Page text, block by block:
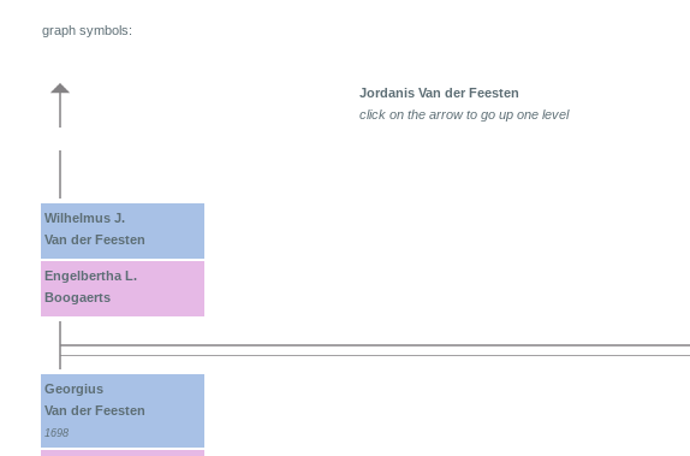
graph symbols:
Jordanis Van der Feesten
click on the arrow to go up one level
Wilhelmus J.
Van der Feesten
Engelbertha L.
Boogaerts
Georgius
Van der Feesten
1698